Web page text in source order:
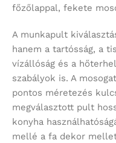
főzőlappal, fekete
A munkapult
hanem a tartósság, a
vízállóság és a
szabályok is. A
pontos méretezés
megválasztott pult
konyha
mellé a fa dekor